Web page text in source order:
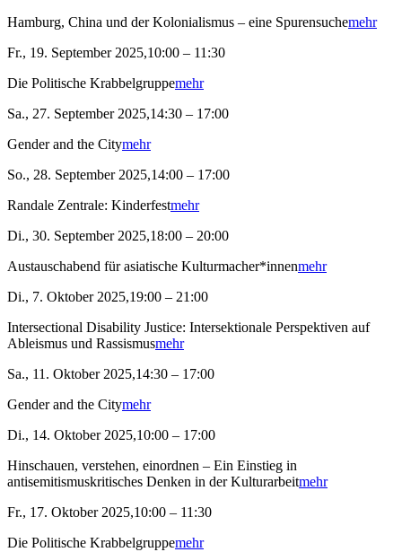
Hamburg, China und der Kolonialismus – eine Spurensuchemehr
Fr., 19. September 2025,10:00 – 11:30
Die Politische Krabbelgruppemehr
Sa., 27. September 2025,14:30 – 17:00
Gender and the Citymehr
So., 28. September 2025,14:00 – 17:00
Randale Zentrale: Kinderfestmehr
Di., 30. September 2025,18:00 – 20:00
Austauschabend für asiatische Kulturmacher*innenmehr
Di., 7. Oktober 2025,19:00 – 21:00
Intersectional Disability Justice: Intersektionale Perspektiven auf
Ableismus und Rassismusmehr
Sa., 11. Oktober 2025,14:30 – 17:00
Gender and the Citymehr
Di., 14. Oktober 2025,10:00 – 17:00
Hinschauen, verstehen, einordnen – Ein Einstieg in
antisemitismuskritisches Denken in der Kulturarbeitmehr
Fr., 17. Oktober 2025,10:00 – 11:30
Die Politische Krabbelgruppemehr